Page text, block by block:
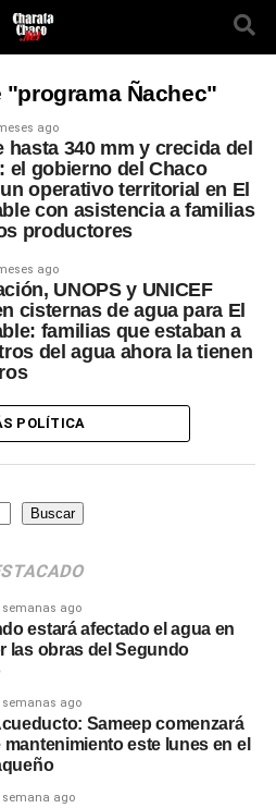
"programa Ñachec"
ago
hasta 340 mm y crecida del
el gobierno del Chaco
operativo territorial en El
con asistencia a familias
productores
ago
UNOPS y UNICEF
cisternas de agua para El
familias que estaban a
del agua ahora la tienen
POLÍTICA
Buscar
semanas ago
estará afectado el agua en
las obras del Segundo
semanas ago
Sameep comenzará
este lunes en el
semana ago